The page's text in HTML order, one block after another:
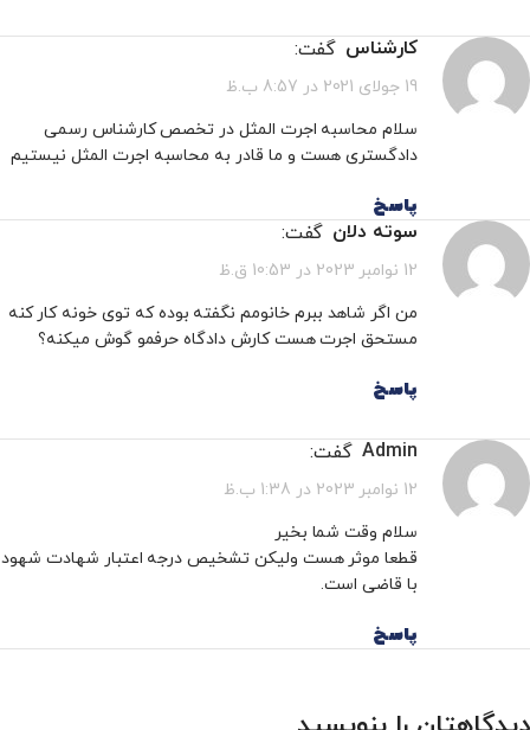
کارشناس گفت:
19 جولای 2021 در 8:57 ب.ظ
سلام محاسبه اجرت المثل در تخصص کارشناس رسمی
دادگستری هست و ما قادر به محاسبه اجرت المثل نیستیم
پاسخ
سوته دلان گفت:
12 نوامبر 2023 در 10:53 ق.ظ
من اگر شاهد ببرم خانومم نگفته بوده که توی خونه کار کنه
مستحق اجرت هست کارش دادگاه حرفمو گوش میکنه؟
پاسخ
admin گفت:
12 نوامبر 2023 در 1:38 ب.ظ
سلام وقت شما بخیر
قطعا موثر هست ولیکن تشخیص درجه اعتبار شهادت شهود
با قاضی است.
پاسخ